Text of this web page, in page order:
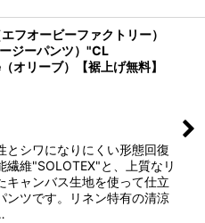
フオービーファクトリー）
ジーパンツ）"CL
オリーブ）【裾上げ無料】
とシワになりにくい形態回復
繊維"SOLOTEX"と、上質なリ
キャンバス生地を使って仕立
ンツです。リネン特有の清涼